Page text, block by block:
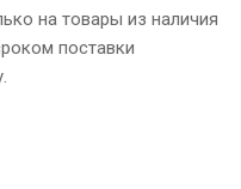
на товары из наличия
поставки